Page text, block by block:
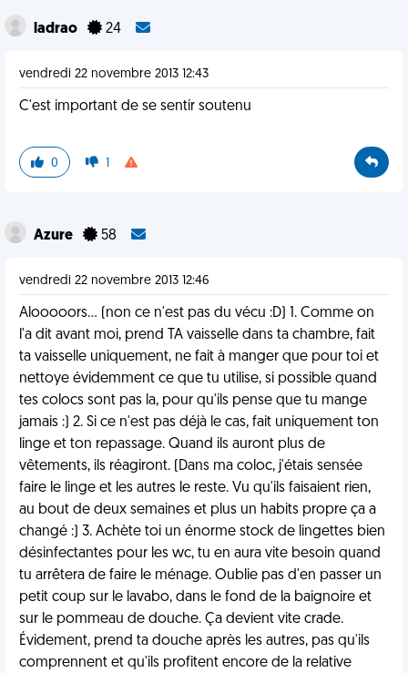
ladrao 24
vendredi 22 novembre 2013 12:43
C'est important de se sentir soutenu
0 1
Azure 58
vendredi 22 novembre 2013 12:46
Alooooors... (non ce n'est pas du vécu :D) 1. Comme on
l'a dit avant moi, prend TA vaisselle dans ta chambre, fait
ta vaisselle uniquement, ne fait à manger que pour toi et
nettoye évidemment ce que tu utilise, si possible quand
tes colocs sont pas la, pour qu'ils pense que tu mange
jamais :) 2. Si ce n'est pas déjà le cas, fait uniquement ton
linge et ton repassage. Quand ils auront plus de
vêtements, ils réagiront. (Dans ma coloc, j'étais sensée
faire le linge et les autres le reste. Vu qu'ils faisaient rien,
au bout de deux semaines et plus un habits propre ça a
changé :) 3. Achète toi un énorme stock de lingettes bien
désinfectantes pour les wc, tu en aura vite besoin quand
tu arrêtera de faire le ménage. Oublie pas d'en passer un
petit coup sur le lavabo, dans le fond de la baignoire et
sur le pommeau de douche. Ça devient vite crade.
Évidement, prend ta douche après les autres, pas qu'ils
comprennent et qu'ils profitent encore de la relative